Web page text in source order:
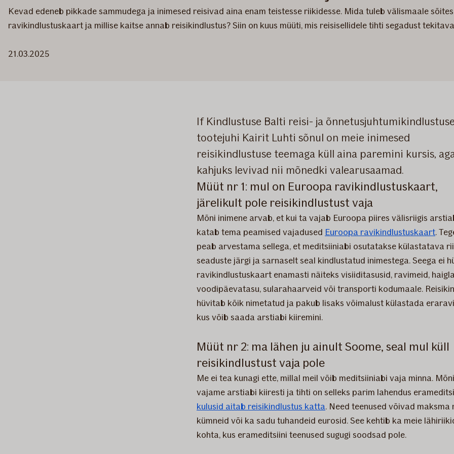
Kevad edeneb pikkade sammudega ja inimesed reisivad aina enam teistesse riikidesse. Mida tuleb välismaale
ravikindlustuskaart ja millise kaitse annab reisikindlustus? Siin on kuus müüti, mis reisisellidele tihti segadust
21.03.2025
If Kindlustuse Balti reisi- ja
tootejuhi Kairit Luhti sõnul on meie inimesed
reisikindlustuse teemaga küll aina paremini kursis,
kahjuks levivad nii mõnedki valearusaamad.
Müüt nr 1: mul on Euroopa ravikindlustuskaart,
järelikult pole reisikindlustust vaja
Mõni inimene arvab, et kui ta vajab Euroopa piires välisriigis
katab tema peamised vajadused Euroopa ravikindlustuskaart.
peab arvestama sellega, et meditsiiniabi osutatakse külastatava
seaduste järgi ja sarnaselt seal kindlustatud inimestega. Seega ei
ravikindlustuskaart enamasti näiteks visiiditasusid, ravimeid,
voodipäevatasu, sularahaarveid või transporti kodumaale.
hüvitab kõik nimetatud ja pakub lisaks võimalust külastada
kus võib saada arstiabi kiiremini.
Müüt nr 2: ma lähen ju ainult Soome, seal mul küll
reisikindlustust vaja pole
Me ei tea kunagi ette, millal meil võib meditsiiniabi vaja minna.
vajame arstiabi kiiresti ja tihti on selleks parim lahendus
kulusid aitab reisikindlustus katta. Need teenused võivad maksma
kümneid või ka sadu tuhandeid eurosid. See kehtib ka meie
kohta, kus erameditsiini teenused sugugi soodsad pole.